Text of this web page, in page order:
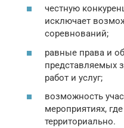
честную
исключает
соревнований;
равные права и
представляемых
работ и услуг;
возможность
мероприятиях,
территориально.